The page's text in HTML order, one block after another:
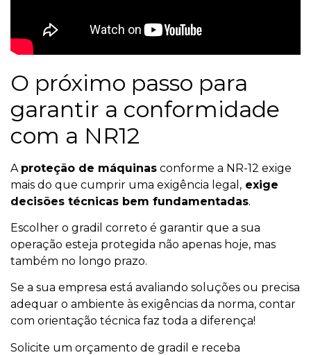
O próximo passo para
garantir a conformidade
com a NR12
A proteção de máquinas conforme a NR-12 exige
mais do que cumprir uma exigência legal, exige
decisões técnicas bem fundamentadas.
Escolher o gradil correto é garantir que a sua
operação esteja protegida não apenas hoje, mas
também no longo prazo.
Se a sua empresa está avaliando soluções ou precisa
adequar o ambiente às exigências da norma, contar
com orientação técnica faz toda a diferença!
Solicite um orçamento de gradil e receba